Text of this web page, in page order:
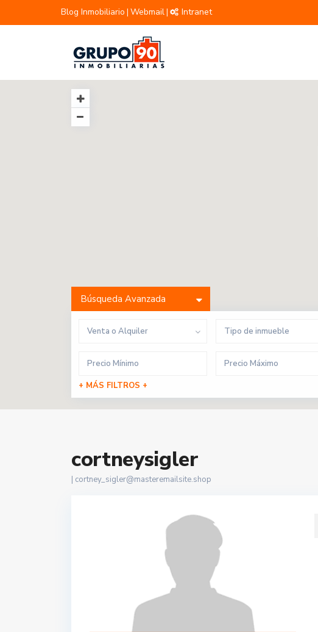
Blog Inmobiliario | Webmail| Intranet
Búsqueda Avanzada
Venta o Alquiler Tipo de inmueble
+ MÁS FILTROS +
cortneysigler
| cortney_sigler@masteremailsite.shop